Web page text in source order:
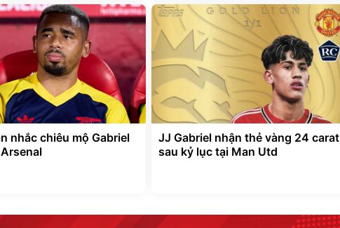
nhắc chiêu mộ Gabriel
JJ Gabriel nhận thẻ vàng 24 carat
sau kỷ lục tại Man Utd